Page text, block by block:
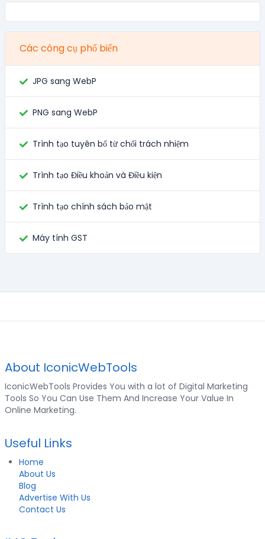
Các công cụ phổ biến
JPG sang WebP
PNG sang WebP
Trình tạo tuyên bố từ chối trách nhiệm
Trình tạo Điều khoản và Điều kiện
Trình tạo chính sách bảo mật
Máy tính GST
About IconicWebTools
IconicWebTools Provides You with a lot of Digital Marketing
Tools So You Can Use Them And Increase Your Value In
Online Marketing.
Useful Links
Home
About Us
Blog
Advertise With Us
Contact Us